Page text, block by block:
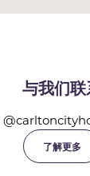
与我们联
了解更多